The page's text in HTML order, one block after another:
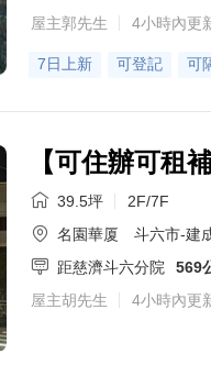
屋主郭先生
4小時內更
7日上新 可登記 可
【可住辦可租
39.5坪
2F/7F
名園華厦
斗六市-建
距慈濟斗六分院
569
屋主胡先生
4小時內更